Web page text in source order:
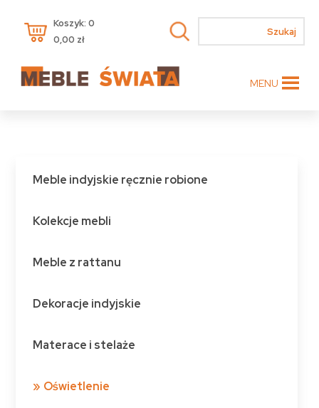
Koszyk: 0
0,00 zł
MENU
Meble indyjskie ręcznie robione
Kolekcje mebli
Meble z rattanu
Dekoracje indyjskie
Materace i stelaże
Oświetlenie